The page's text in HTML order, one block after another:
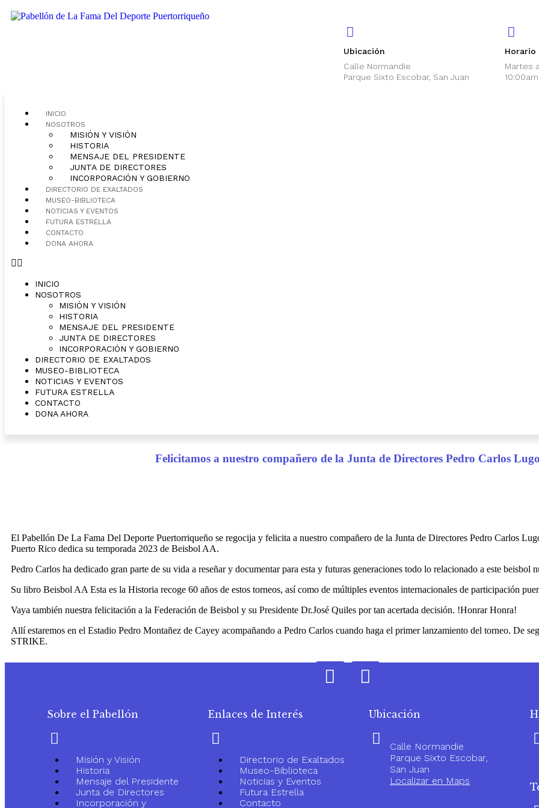
Ubicación
Calle Normandie
Parque Sixto Escobar, San Juan
Horario
Martes
INICIO
NOSOTROS
MISIÓN Y VISIÓN
HISTORIA
MENSAJE DEL PRESIDENTE
JUNTA DE DIRECTORES
INCORPORACIÓN Y GOBIERNO
DIRECTORIO DE EXALTADOS
MUSEO-BIBLIOTECA
NOTICIAS Y EVENTOS
FUTURA ESTRELLA
CONTACTO
DONA AHORA
INICIO
NOSOTROS
MISIÓN Y VISIÓN
HISTORIA
MENSAJE DEL PRESIDENTE
JUNTA DE DIRECTORES
INCORPORACIÓN Y GOBIERNO
DIRECTORIO DE EXALTADOS
MUSEO-BIBLIOTECA
NOTICIAS Y EVENTOS
FUTURA ESTRELLA
CONTACTO
DONA AHORA
Felicitamos a nuestro compañero de la Junta de Directores Pedro Carlos Lugo
El Pabellón De La Fama Del Deporte Puertorriqueño se regocija y felicita a nuestro compañero de la Junta de Directores Pedro Carlos
Puerto Rico dedica su temporada 2023 de Beisbol AA.
Pedro Carlos ha dedicado gran parte de su vida a reseñar y documentar para esta y futuras generaciones todo lo relacionado a este beisbol
Su libro Beisbol AA Esta es la Historia recoge 60 años de estos torneos, así como de múltiples eventos internacionales de participación
Vaya también nuestra felicitación a la Federación de Beisbol y su Presidente Dr.José Quiles por tan acertada decisión. !Honrar Honra!
Allí estaremos en el Estadio Pedro Montañez de Cayey acompañando a Pedro Carlos cuando haga el primer lanzamiento del torneo. De
STRIKE.
Sobre el Pabellón
Misión y Visión
Historia
Mensaje del Presidente
Junta de Directores
Incorporación y
Enlaces de Interés
Directorio de Exaltados
Museo-Biblioteca
Noticias y Eventos
Futura Estrella
Contacto
Ubicación
Calle Normandie
Parque Sixto Escobar,
San Juan
Localizar en Maps